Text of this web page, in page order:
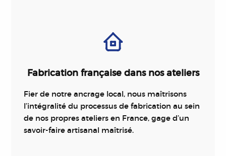
Fabrication française dans nos ateliers
Fier de notre ancrage local, nous maîtrisons
l’intégralité du processus de fabrication au sein
de nos propres ateliers en France, gage d’un
savoir-faire artisanal maîtrisé.